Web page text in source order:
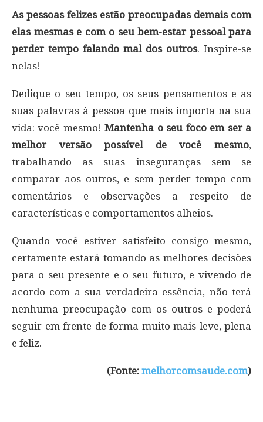
As pessoas felizes estão preocupadas demais com
elas mesmas e com o seu bem-estar pessoal para
perder tempo falando mal dos outros. Inspire-se
nelas!
Dedique o seu tempo, os seus pensamentos e as
suas palavras à pessoa que mais importa na sua
vida: você mesmo!Mantenha o seu foco em ser a
melhor versão possível de você mesmo,
trabalhando as suas inseguranças sem se
comparar aos outros, e sem perder tempo com
comentários e observações a respeito de
características e comportamentos alheios.
Quando você estiver satisfeito consigo mesmo,
certamente estará tomando as melhores decisões
para o seu presente e o seu futuro, e vivendo de
acordo com a sua verdadeira essência, não terá
nenhuma preocupação com os outros e poderá
seguir em frente de forma muito mais leve, plena
e feliz.
(Fonte: melhorcomsaude.com)